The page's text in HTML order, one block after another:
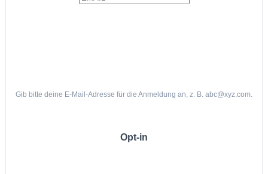
Gib bitte deine E-Mail-Adresse für die Anmeldung an, z. B. abc@xyz.com.
Opt-in